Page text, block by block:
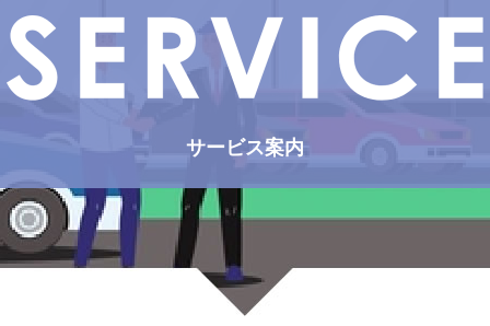
サービス案内